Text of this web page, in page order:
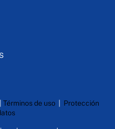
Términos de uso| Protección